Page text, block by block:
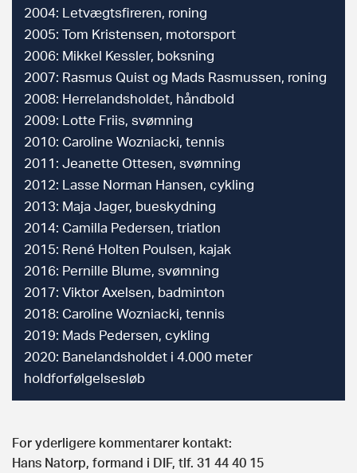
2004: Letvægtsfireren, roning
2005: Tom Kristensen, motorsport
2006: Mikkel Kessler, boksning
2007: Rasmus Quist og Mads Rasmussen, roning
2008: Herrelandsholdet, håndbold
2009: Lotte Friis, svømning
2010: Caroline Wozniacki, tennis
2011: Jeanette Ottesen, svømning
2012: Lasse Norman Hansen, cykling
2013: Maja Jager, bueskydning
2014: Camilla Pedersen, triatlon
2015: René Holten Poulsen, kajak
2016: Pernille Blume, svømning
2017: Viktor Axelsen, badminton
2018: Caroline Wozniacki, tennis
2019: Mads Pedersen, cykling
2020: Banelandsholdet i 4.000 meter
holdforfølgelsesløb
For yderligere kommentarer kontakt:
Hans Natorp, formand i DIF, tlf. 31 44 40 15